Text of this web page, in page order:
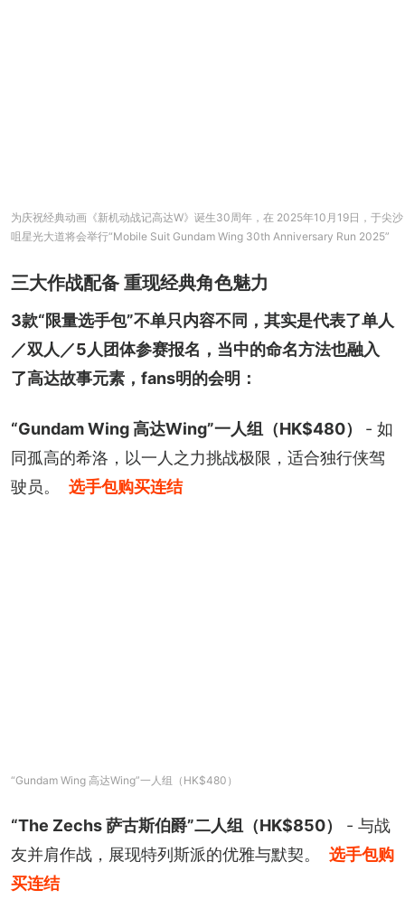
为庆祝经典动画《新机动战记高达W》诞生30周年，在 2025年10月19日，于尖沙
咀星光大道将会举行“Mobile Suit Gundam Wing 30th Anniversary Run 2025”
三大作战配备 重现经典角色魅力
3款“限量选手包”不单只内容不同，其实是代表了单人
／双人／5人团体参赛报名，当中的命名方法也融入
了高达故事元素，fans明的会明：
“Gundam Wing 高达Wing”一人组（HK$480） - 如
同孤高的希洛，以一人之力挑战极限，适合独行侠驾
驶员。
选手包购买连结
“Gundam Wing 高达Wing”一人组（HK$480）
“The Zechs 萨古斯伯爵”二人组（HK$850）
- 与战
友并肩作战，展现特列斯派的优雅与默契。
选手包购
买连结